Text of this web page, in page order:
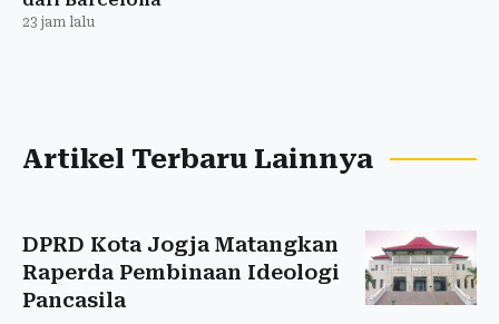
23 jam lalu
Artikel Terbaru Lainnya
DPRD Kota Jogja Matangkan
Raperda Pembinaan Ideologi
Pancasila